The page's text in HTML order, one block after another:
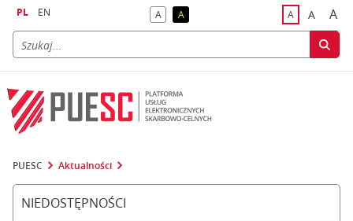
PL EN Akontrast domyślny
Akontrast żółty tekst na czarnym tle
Adomyślna
A A
PUESC Aktualności
NIEDOSTĘPNOŚCI